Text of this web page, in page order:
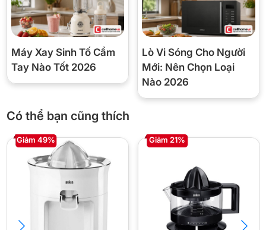
📋 Thông số kỹ thuật
Thương hiệu
CJ305WH
Kiểu máy Máy vắt cam đặt bàn
Công suất 60W
Chất liệu Nhựa cao cấp, BPA Free
Cơ chế ép Xoay 2 chiều tự động
Khởi động Tự bật/tắt theo lực ấn
Máy Xay Sinh Tố Cầm
Tay Nào Tốt 2026
Lò Vi Sóng Cho Người
Mới: Nên Chọn Loại
Nào 2026
Có thể bạn cũng thích
Giảm 49% Giảm 21%